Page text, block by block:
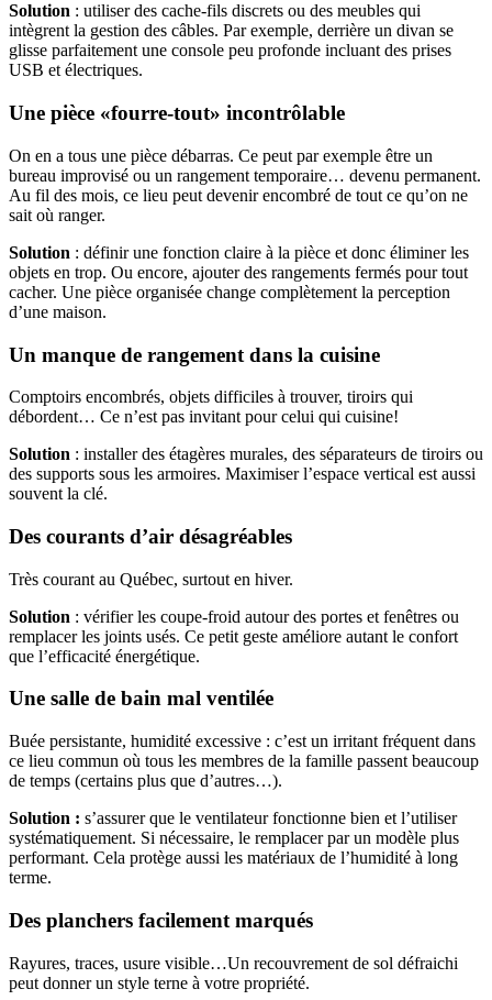
Solution : utiliser des cache-fils discrets ou des meubles qui
intègrent la gestion des câbles. Par exemple, derrière un divan se
glisse parfaitement une console peu profonde incluant des prises
USB et électriques.
Une pièce «fourre-tout» incontrôlable
On en a tous une pièce débarras. Ce peut par exemple être un
bureau improvisé ou un rangement temporaire… devenu permanent.
Au fil des mois, ce lieu peut devenir encombré de tout ce qu’on ne
sait où ranger.
Solution : définir une fonction claire à la pièce et donc éliminer les
objets en trop. Ou encore, ajouter des rangements fermés pour tout
cacher. Une pièce organisée change complètement la perception
d’une maison.
Un manque de rangement dans la cuisine
Comptoirs encombrés, objets difficiles à trouver, tiroirs qui
débordent… Ce n’est pas invitant pour celui qui cuisine!
Solution : installer des étagères murales, des séparateurs de tiroirs ou
des supports sous les armoires. Maximiser l’espace vertical est aussi
souvent la clé.
Des courants d’air désagréables
Très courant au Québec, surtout en hiver.
Solution : vérifier les coupe-froid autour des portes et fenêtres ou
remplacer les joints usés. Ce petit geste améliore autant le confort
que l’efficacité énergétique.
Une salle de bain mal ventilée
Buée persistante, humidité excessive : c’est un irritant fréquent dans
ce lieu commun où tous les membres de la famille passent beaucoup
de temps (certains plus que d’autres…).
Solution : s’assurer que le ventilateur fonctionne bien et l’utiliser
systématiquement. Si nécessaire, le remplacer par un modèle plus
performant. Cela protège aussi les matériaux de l’humidité à long
terme.
Des planchers facilement marqués
Rayures, traces, usure visible…Un recouvrement de sol défraichi
peut donner un style terne à votre propriété.